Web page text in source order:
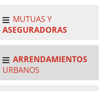
MUTUAS Y
ASEGURADORAS
ARRENDAMIENTOS
URBANOS